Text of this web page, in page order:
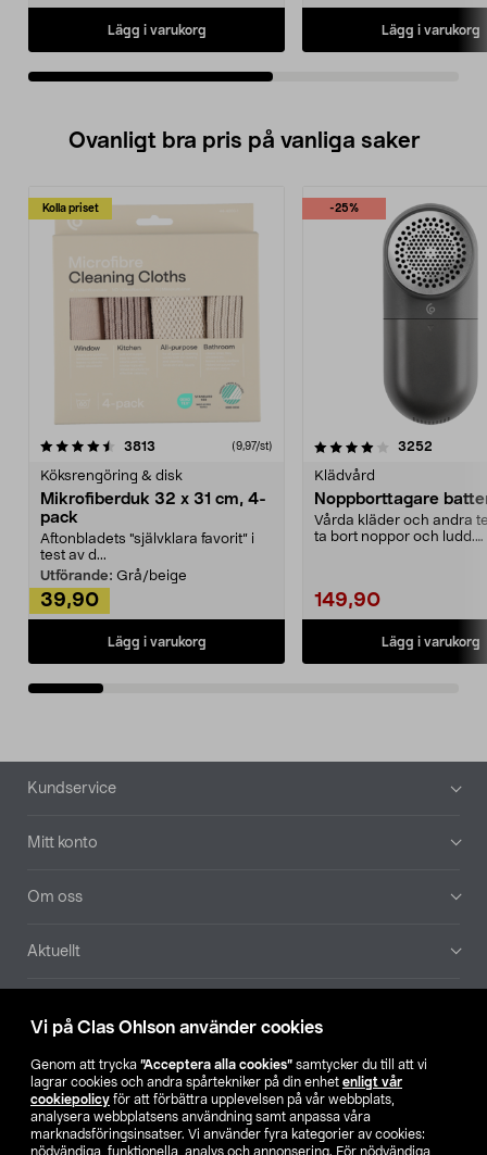
Vi på Clas Ohlson använder cookies
Genom att trycka ”Acceptera alla cookies” samtycker du till att vi
lagrar cookies och andra spårtekniker på din enhet enligt vår
cookiepolicy för att förbättra upplevelsen på vår webbplats,
analysera webbplatsens användning samt anpassa våra
marknadsföringsinsatser. Vi använder fyra kategorier av cookies:
nödvändiga, funktionella, analys och annonsering. För nödvändiga
Lägg i varukorg Lägg i varukorg
Ovanligt bra pris på vanliga saker
Kolla priset
3813 (9,97/st)
Köksrengöring & disk
Mikrofiberduk 32 x 31 cm, 4-
pack
Aftonbladets "självklara favorit” i
test av d...
Utförande: Grå/beige
39,90
Lägg i varukorg
-25%
4.0av 5 stjärnor 3252
Klädvård
Noppborttagare
Vårda kläder och andra
ta bort noppor och ludd.
149,90
Lägg i varukorg
4.5av 5 stjärnor
Sidfot
Kundservice
Mitt konto
Om oss
Aktuellt
Hitta butik
SE NO FI